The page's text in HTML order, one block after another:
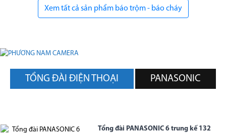
Xem tất cả sản phẩm báo trộm - báo cháy
TỔNG ĐÀI ĐIỆN THOẠI PANASONIC
Tổng đài PANASONIC 6 trung kế 132